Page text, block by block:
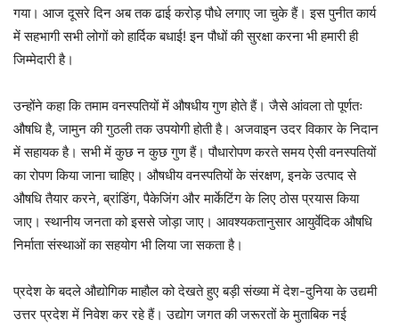
गया। आज दूसरे दिन अब तक ढाई करोड़ पौधे लगाए जा चुके हैं। इस पुनीत कार्य
में सहभागी सभी लोगों को हार्दिक बधाई! इन पौधों की सुरक्षा करना भी हमारी ही
जिम्मेदारी है।
उन्होंने कहा कि तमाम वनस्पतियों में औषधीय गुण होते हैं। जैसे आंवला तो पूर्णतः
औषधि है, जामुन की गुठली तक उपयोगी होती है। अजवाइन उदर विकार के निदान
में सहायक है। सभी में कुछ न कुछ गुण हैं। पौधारोपण करते समय ऐसी वनस्पतियों
का रोपण किया जाना चाहिए। औषधीय वनस्पतियों के संरक्षण, इनके उत्पाद से
औषधि तैयार करने, ब्रांडिंग, पैकेजिंग और मार्केटिंग के लिए ठोस प्रयास किया
जाए। स्थानीय जनता को इससे जोड़ा जाए। आवश्यकतानुसार आयुर्वेदिक औषधि
निर्माता संस्थाओं का सहयोग भी लिया जा सकता है।
प्रदेश के बदले औद्योगिक माहौल को देखते हुए बड़ी संख्या में देश-दुनिया के उद्यमी
उत्तर प्रदेश में निवेश कर रहे हैं। उद्योग जगत की जरूरतों के मुताबिक नई